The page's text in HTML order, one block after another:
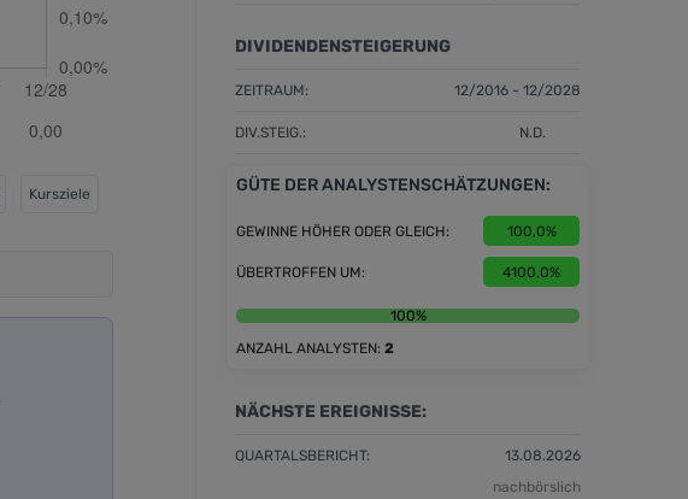
Kursziele
DIVIDENDENSTEIGERUNG
ZEITRAUM: 12/2016 - 12/2028
DIV.STEIG.: N.D.
GÜTE DER ANALYSTENSCHÄTZUNGEN:
GEWINNE HÖHER ODER GLEICH: 100,0%
ÜBERTROFFEN UM: 4100,0%
100%
ANZAHL ANALYSTEN: 2
NÄCHSTE EREIGNISSE:
QUARTALSBERICHT:
13.08.2026
nachbörslich